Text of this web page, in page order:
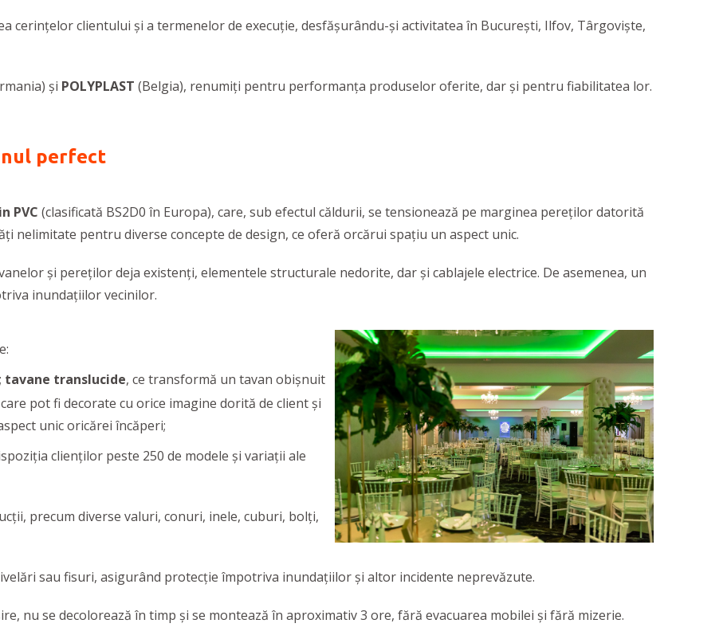
cerinţelor clientului şi a termenelor de execuţie, desfăşurându-şi activitatea în Bucureşti, Ilfov, Târgovişte,
și POLYPLAST (Belgia), renumiţi pentru performanţa produselor oferite, dar şi pentru fiabilitatea lor.
perfect
PVC (clasificată BS2D0 în Europa), care, sub efectul căldurii, se tensionează pe marginea pereților datorită
nelimitate pentru diverse concepte de design, ce oferă orcărui spaţiu un aspect unic.
și pereților deja existenți, elementele structurale nedorite, dar și cablajele electrice. De asemenea, un
inundaţiilor vecinilor.
tavane translucide, ce transformă un tavan obișnuit
pot fi decorate cu orice imagine dorită de client și
unic oricărei încăperi;
clienților peste 250 de modele și variații ale
precum diverse valuri, conuri, inele, cuburi, bolți,
sau fisuri, asigurând protecție împotriva inundațiilor și altor incidente neprevăzute.
nu se decolorează în timp și se montează în aproximativ 3 ore, fără evacuarea mobilei şi fără mizerie.